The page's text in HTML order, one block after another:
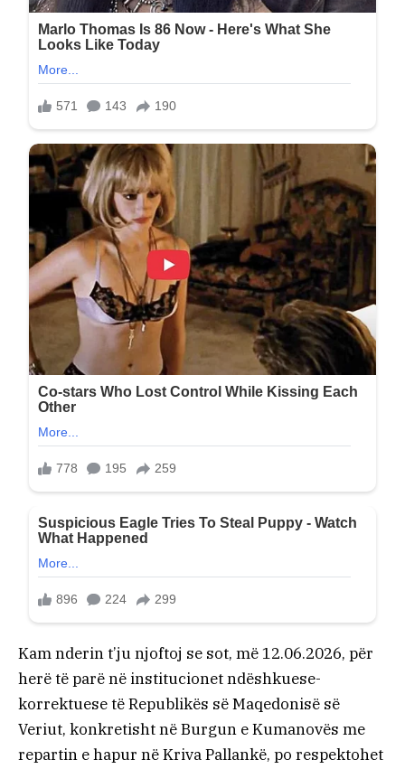
Kam nderin t’ju njoftoj se sot, më 12.06.2026, për
herë të parë në institucionet ndëshkuese-
korrektuese të Republikës së Maqedonisë së
Veriut, konkretisht në Burgun e Kumanovës me
repartin e hapur në Kriva Pallankë, po respektohet